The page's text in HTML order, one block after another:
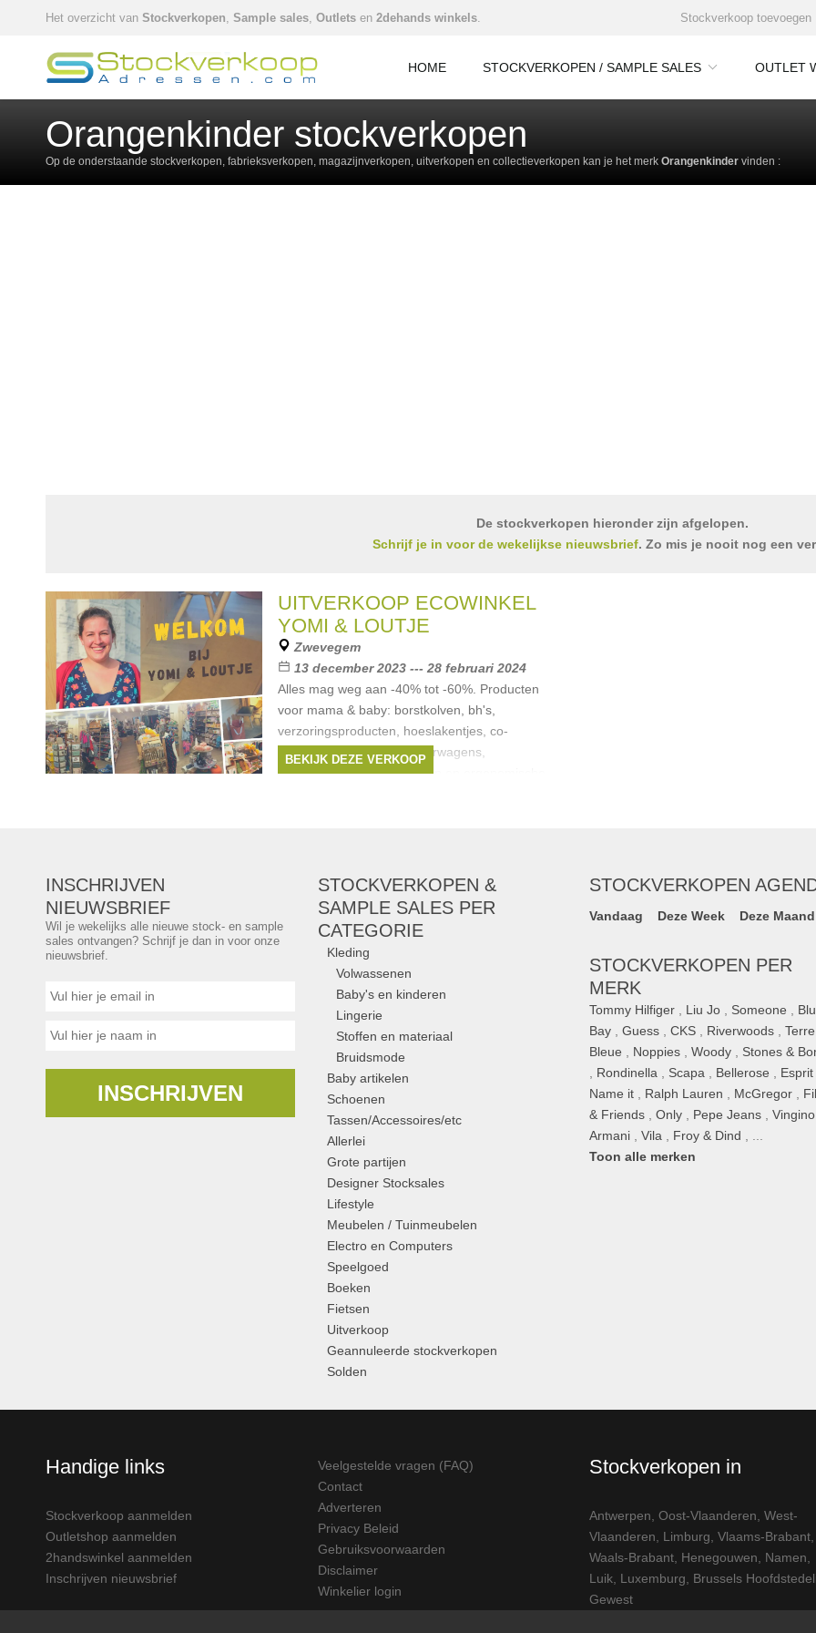
Het overzicht van Stockverkopen, Sample sales, Outlets en 2dehands winkels. Stockverkoop toevoegen
HOME STOCKVERKOPEN / SAMPLE SALES OUTLET
Orangenkinder stockverkopen
Op de onderstaande stockverkopen, fabrieksverkopen, magazijnverkopen, uitverkopen en collectieverkopen kan je het merk Orangenkinder vinden :
De stockverkopen hieronder zijn afgelopen.
Schrijf je in voor de wekelijkse nieuwsbrief. Zo mis je nooit nog een
UITVERKOOP ECOWINKEL
YOMI & LOUTJE
Zwevegem
13 december 2023 --- 28 februari 2024
Alles mag weg aan -40% tot -60%. Producten
voor mama & baby: borstkolven, bh's,
verzoringsproducten, hoeslakentjes, co-
sleepers, babyfoons, kinderwagens,
autostoelen,... Draagdoeken en ergonomische
BEKIJK DEZE VERKOOP
INSCHRIJVEN
NIEUWSBRIEF
Wil je wekelijks alle nieuwe stock- en sample
sales ontvangen? Schrijf je dan in voor onze
nieuwsbrief.
INSCHRIJVEN
STOCKVERKOPEN &
SAMPLE SALES PER
CATEGORIE
Kleding
Volwassenen
Baby's en kinderen
Lingerie
Stoffen en materiaal
Bruidsmode
Baby artikelen
Schoenen
Tassen/Accessoires/etc
Allerlei
Grote partijen
Designer Stocksales
Lifestyle
Meubelen / Tuinmeubelen
Electro en Computers
Speelgoed
Boeken
Fietsen
Uitverkoop
Geannuleerde stockverkopen
Solden
STOCKVERKOPEN
Vandaag Deze Week Deze Maand
STOCKVERKOPEN PER
MERK
Tommy Hilfiger Liu Jo Someone
Bay ,Guess ,CKS Riverwoods ,Terre
Bleue
Noppies ,Woody
Stones &
Rondinella Scapa Bellerose Esprit
Name it
Ralph Lauren McGregor
& Friends ,Only Pepe Jeans ,Vingino
Armani ,Vila Froy & Dind
Toon alle merken
Handige links
Stockverkoop aanmelden
Outletshop aanmelden
2handswinkel aanmelden
Inschrijven nieuwsbrief
Veelgestelde vragen (FAQ)
Contact
Adverteren
Privacy Beleid
Gebruiksvoorwaarden
Disclaimer
Winkelier login
Stockverkopen in
Antwerpen ,Oost-Vlaanderen ,West-
Vlaanderen
Limburg ,Vlaams-Brabant
Waals-Brabant Henegouwen Namen
Luik Luxemburg
Brussels
Gewest